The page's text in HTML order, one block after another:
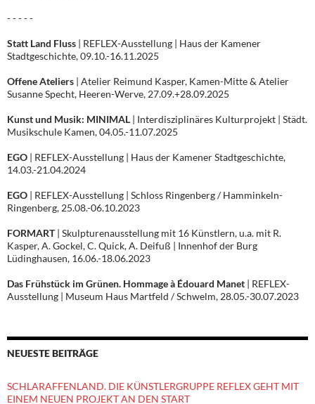
- - - - -
Statt Land Fluss | REFLEX-Ausstellung | Haus der Kamener
Stadtgeschichte, 09.10.-16.11.2025
Offene Ateliers | Atelier Reimund Kasper, Kamen-Mitte & Atelier
Susanne Specht, Heeren-Werve, 27.09.+28.09.2025
Kunst und Musik: MINIMAL | Interdisziplinäres Kulturprojekt | Städt.
Musikschule Kamen, 04.05.-11.07.2025
EGO | REFLEX-Ausstellung | Haus der Kamener Stadtgeschichte,
14.03.-21.04.2024
EGO | REFLEX-Ausstellung | Schloss Ringenberg / Hamminkeln-
Ringenberg, 25.08.-06.10.2023
FORMART| Skulpturenausstellung mit 16 Künstlern, u.a. mit R.
Kasper, A. Gockel, C. Quick, A. Deifuß | Innenhof der Burg
Lüdinghausen, 16.06.-18.06.2023
Das Frühstück im Grünen. Hommage à Édouard Manet | REFLEX-
Ausstellung | Museum Haus Martfeld / Schwelm, 28.05.-30.07.2023
NEUESTE BEITRÄGE
SCHLARAFFENLAND. DIE KÜNSTLERGRUPPE REFLEX GEHT MIT
EINEM NEUEN PROJEKT AN DEN START